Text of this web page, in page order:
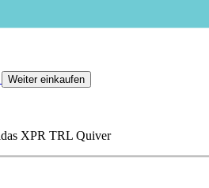
Weiter einkaufen
XPR TRL Quiver